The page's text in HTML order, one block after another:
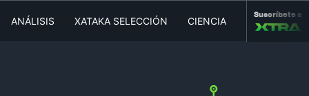
ANÁLISIS XATAKA SELECCIÓN CIENCIA MOVILIDAD
Suscríbete a